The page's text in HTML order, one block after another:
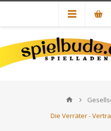
Die Verräter -